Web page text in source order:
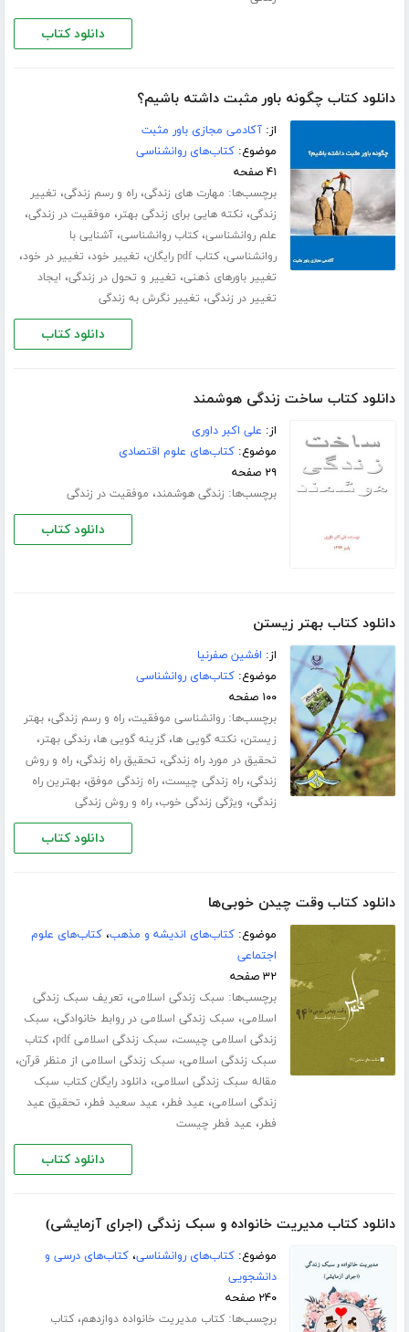
دانلود کتاب
دانلود کتاب چگونه باور مثبت داشته باشیم؟
از:آکادمی مجازی باور مثبت
موضوع:کتاب‌های روانشناسی
۴۱ صفحه
برچسب‌ها: مهارت های زندگی،راه و رسم زندگی، تغییر
زندگی،نکته هایی برای زندگی بهتر، موفقیت در زندگی،
علم روانشناسی،کتاب روانشناسی،آشنایی با
روانشناسی،کتاب pdf رایگان ، تغییر خود، تغییر در خود،
تغییر باورهای ذهنی، تغییر و تحول در زندگی، ایجاد
تغییر در زندگی، تغییر نگرش به زندگی
دانلود کتاب
دانلود کتاب ساخت زندگی هوشمند
از: علی اکبر داوری
موضوع:کتاب‌های علوم اقتصادی
۲۹ صفحه
برچسب‌ها: زندگی هوشمند، موفقیت در زندگی
دانلود کتاب
دانلود کتاب بهتر زیستن
از: افشین صفرنیا
موضوع:کتاب‌های روانشناسی
۱۰۰ صفحه
برچسب‌ها:روانشناسی موفقیت،راه و رسم زندگی،بهتر
زیستن،نکته گویی ها،گزینه گویی ها،رندگی بهتر،
تحقیق در مورد راه زندگی، تحقیق راه زندگی،راه و روش
زندگی،راه زندگی چیست،راه زندگی موفق،بهترین راه
زندگی، ویژگی زندگی خوب،راه و روش زندگی
دانلود کتاب
دانلود کتاب وقت چیدن خوبی‌ها
موضوع:کتاب‌های اندیشه و مذهب،کتاب‌های علوم
اجتماعی
۳۲ صفحه
برچسب‌ها: سبک زندگی اسلامی، تعریف سبک زندگی
اسلامی، سبک زندگی اسلامی در روابط خانوادگی، سبک
زندگی اسلامی چیست، سبک زندگی اسلامی pdf ،کتاب
سبک زندگی اسلامی، سبک زندگی اسلامی از منظر قرآن،
مقاله سبک زندگی اسلامی،دانلود رایگان کتاب سبک
زندگی اسلامی، عید فطر، عید سعید فطر، تحقیق عید
فطر، عید فطر چیست
دانلود کتاب
دانلود کتاب مدیریت خانواده و سبک زندگی (اجرای آزمایشی)
موضوع:کتاب‌های روانشناسی،کتاب‌های درسی و
دانشجویی
۲۴۰ صفحه
برچسب‌ها:کتاب مدیریت خانواده دوازدهم،کتاب